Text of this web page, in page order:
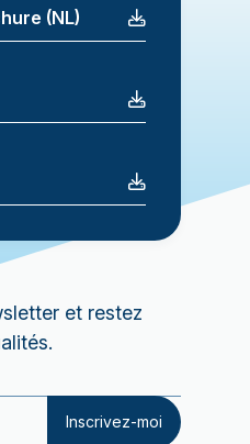
(NL)
et restez
Inscrivez-moi